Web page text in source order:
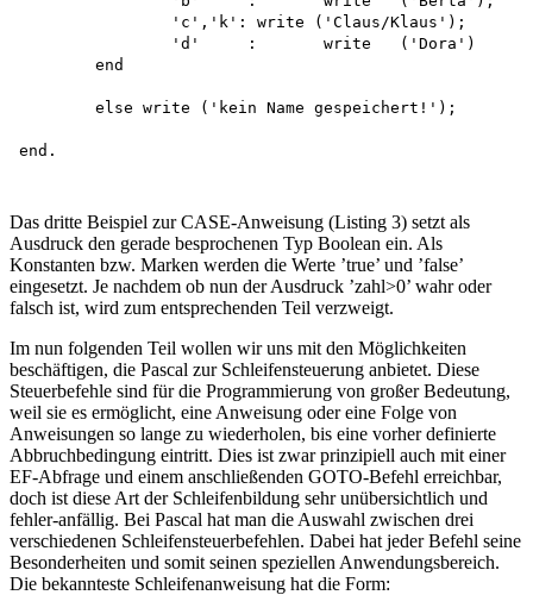
Das dritte Beispiel zur CASE-Anweisung (Listing 3) setzt als
Ausdruck den gerade besprochenen Typ Boolean ein. Als
Konstanten bzw. Marken werden die Werte ’true’ und ’false’
eingesetzt. Je nachdem ob nun der Ausdruck ’zahl>0’ wahr oder
falsch ist, wird zum entsprechenden Teil verzweigt.
Im nun folgenden Teil wollen wir uns mit den Möglichkeiten
beschäftigen, die Pascal zur Schleifensteuerung anbietet. Diese
Steuerbefehle sind für die Programmierung von großer Bedeutung,
weil sie es ermöglicht, eine Anweisung oder eine Folge von
Anweisungen so lange zu wiederholen, bis eine vorher definierte
Abbruchbedingung eintritt. Dies ist zwar prinzipiell auch mit einer
EF-Abfrage und einem anschließenden GOTO-Befehl erreichbar,
doch ist diese Art der Schleifenbildung sehr unübersichtlich und
fehler-anfällig. Bei Pascal hat man die Auswahl zwischen drei
verschiedenen Schleifensteuerbefehlen. Dabei hat jeder Befehl seine
Besonderheiten und somit seinen speziellen Anwendungsbereich.
Die bekannteste Schleifenanweisung hat die Form: